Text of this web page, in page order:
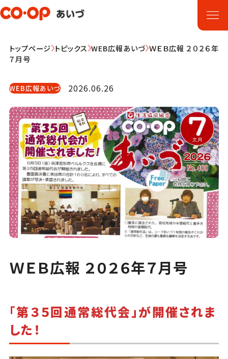
トップページ トピックス WEB広報あいづ ＷＥＢ広報 ２０２６年
７月号
WEB広報あいづ 2026.06.26
ＷＥＢ広報 ２０２６年７月号
「第３５回通常総代会」が開催されま
した！